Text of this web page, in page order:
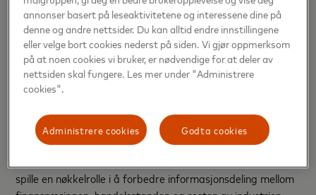
levere en helhetlig, kunnskapsdrevet tilnærming til å sikre
den digitale økonomien.
«Effektiv cybersikkerhet vil i økende grad avhenge av
informasjon om trusler, som går på tvers av sektorer og
regioner,» sier Tracy (Kitten) Goldberg, direktør for
cybersikkerhet ved Javelin Strategy & Research og
fortsetter:
spille en nøkkelrolle i å forbedre informasjonsdeling mellom
annonser basert på leseaktivitetene og interessene dine på
denne og andre nettsider. Du kan alltid endre innstillingene
eller velge bort cookies nederst på siden. Vi gjør oppmerksom
på at noen cookies vi bruker, er nødvendige for at deler av
nettsiden skal fungere. Les mer under "Administrere
cookies".
Godta cookies
Administrere cookies